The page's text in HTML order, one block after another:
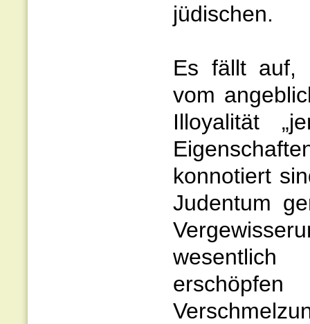
jüdischen.
Es fällt auf,
vom
Illoyalität
konnotiert
Judentum